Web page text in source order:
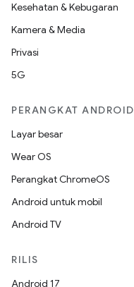
Kesehatan & Kebugaran
Kamera & Media
Privasi
5G
PERANGKAT ANDROID
Layar besar
Wear OS
Perangkat ChromeOS
Android untuk mobil
Android TV
RILIS
Android 17